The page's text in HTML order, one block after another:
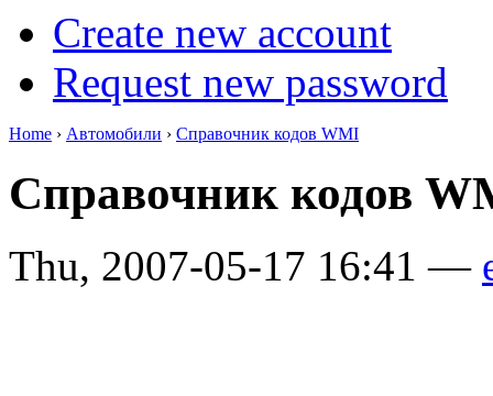
Create new account
Request new password
Home › Автомобили › Справочник кодов WMI
Справочник кодов
Thu, 2007-05-17 16:41 —